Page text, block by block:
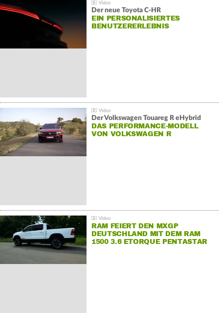
Der neue Toyota C-HR
EIN PERSONALISIERTES
BENUTZERERLEBNIS
Der Volkswagen Touareg R eHybrid
DAS PERFORMANCE-MODELL
VON VOLKSWAGEN R
RAM FEIERT DEN MXGP
DEUTSCHLAND MIT DEM RAM
1500 3.6 ETORQUE PENTASTAR